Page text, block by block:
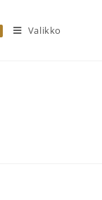
Valikko